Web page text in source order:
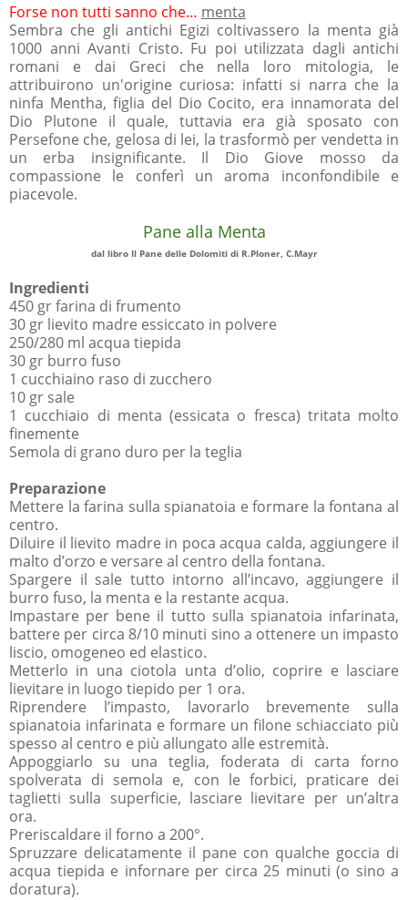
Forse non tutti sanno che… menta
Sembra che gli antichi Egizi coltivassero la menta già
1000 anni Avanti Cristo. Fu poi utilizzata dagli antichi
romani e dai Greci che nella loro mitologia, le
attribuirono un'origine curiosa: infatti si narra che la
ninfa Mentha, figlia del Dio Cocito, era innamorata del
Dio Plutone il quale, tuttavia era già sposato con
Persefone che, gelosa di lei, la trasformò per vendetta in
un erba insignificante. Il Dio Giove mosso da
compassione le conferì un aroma inconfondibile e
piacevole.
Pane alla Menta
dal libro Il Pane delle Dolomiti di R.Ploner, C.Mayr
Ingredienti
450 gr farina di frumento
30 gr lievito madre essiccato in polvere
250/280 ml acqua tiepida
30 gr burro fuso
1 cucchiaino raso di zucchero
10 gr sale
1 cucchiaio di menta (essicata o fresca) tritata molto
finemente
Semola di grano duro per la teglia
Preparazione
Mettere la farina sulla spianatoia e formare la fontana al
centro.
Diluire il lievito madre in poca acqua calda, aggiungere il
malto d’orzo e versare al centro della fontana.
Spargere il sale tutto intorno all’incavo, aggiungere il
burro fuso, la menta e la restante acqua.
Impastare per bene il tutto sulla spianatoia infarinata,
battere per circa 8/10 minuti sino a ottenere un impasto
liscio, omogeneo ed elastico.
Metterlo in una ciotola unta d’olio, coprire e lasciare
lievitare in luogo tiepido per 1 ora.
Riprendere l’impasto, lavorarlo brevemente sulla
spianatoia infarinata e formare un filone schiacciato più
spesso al centro e più allungato alle estremità.
Appoggiarlo su una teglia, foderata di carta forno
spolverata di semola e, con le forbici, praticare dei
taglietti sulla superficie, lasciare lievitare per un’altra
ora.
Preriscaldare il forno a 200°.
Spruzzare delicatamente il pane con qualche goccia di
acqua tiepida e infornare per circa 25 minuti (o sino a
doratura).